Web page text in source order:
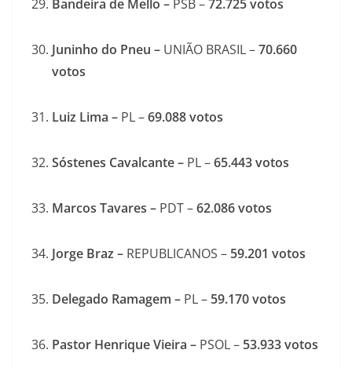
Bandeira de Mello – PSB –72.725votos
Juninho do Pneu – UNIÃO BRASIL –70.660
votos
Luiz Lima – PL –69.088votos
Sóstenes Cavalcante – PL –65.443votos
Marcos Tavares – PDT –62.086votos
Jorge Braz – REPUBLICANOS – 59.201 votos
Delegado Ramagem – PL – 59.170votos
Pastor Henrique Vieira – PSOL – 53.933votos